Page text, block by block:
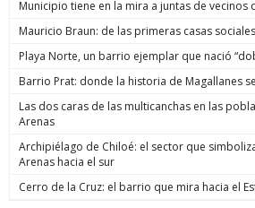
reflejando el fuerte lazo familiar que existe
Project, sostuvo que esa proximidad puede
como una señal de reconocimiento social
Los cetáceos, conjunto que incluye a delfines y
mantienen vínculos complejos entre sus
sido observados en situaciones asociadas tanto
nacimiento como a la muerte. The New York
que este tipo de comportamientos ya había
atención en otros casos conocidos. En 2018,
llamada Tahlequah fue observada cerca de
durante más de dos semanas a lo largo de más
Municipio tiene en la mira a juntas de vecinos
Mauricio Braun: de las primeras casas
Playa Norte, un barrio ejemplar que nació
Barrio Prat: donde la historia de Magallanes
Las dos caras de las multicanchas en las
Arenas
Archipiélago de Chiloé: el sector que
Arenas hacia el sur
Cerro de la Cruz: el barrio que mira hacia el